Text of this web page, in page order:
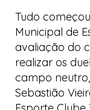
Tudo
Municipal de
avaliação do
realizar os
campo
Sebastião